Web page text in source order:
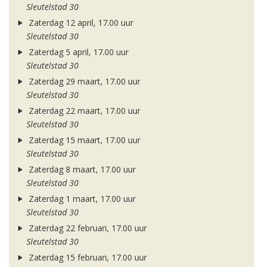
Sleutelstad 30
Zaterdag 12 april, 17.00 uur
Sleutelstad 30
Zaterdag 5 april, 17.00 uur
Sleutelstad 30
Zaterdag 29 maart, 17.00 uur
Sleutelstad 30
Zaterdag 22 maart, 17.00 uur
Sleutelstad 30
Zaterdag 15 maart, 17.00 uur
Sleutelstad 30
Zaterdag 8 maart, 17.00 uur
Sleutelstad 30
Zaterdag 1 maart, 17.00 uur
Sleutelstad 30
Zaterdag 22 februari, 17.00 uur
Sleutelstad 30
Zaterdag 15 februari, 17.00 uur